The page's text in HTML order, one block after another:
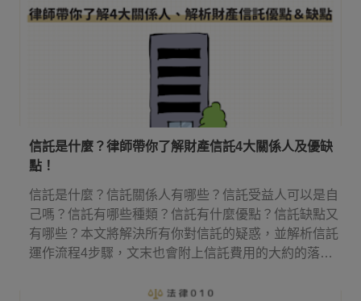
信託是什麼？律師帶你了解財產信託4大關係人及優缺
點！
信託是什麼？信託關係人有哪些？信託受益人可以是自
己嗎？信託有哪些種類？信託有什麼優點？信託缺點又
有哪些？本文將解決所有你對信託的疑惑，並解析信託
運作流程4步驟，文末也會附上信託費用的大約的落